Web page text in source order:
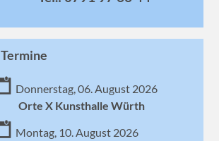
Termine
Donnerstag, 06. August 2026
Orte X Kunsthalle Würth
Montag, 10. August 2026